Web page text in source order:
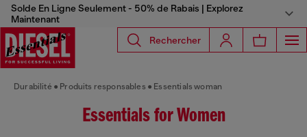
Solde En Ligne Seulement - 50% de Rabais | Explorez
Maintenant
Rechercher
Durabilité Produits responsables Essentials woman
Essentials for Women